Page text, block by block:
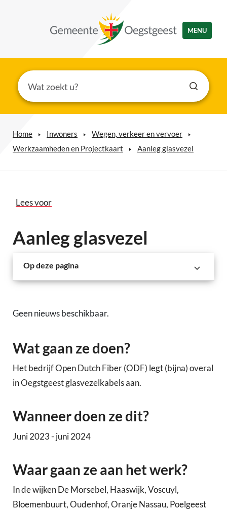
MENU
Home Inwoners
Wegen, verkeer en vervoer
Werkzaamheden en Projectkaart
Aanleg glasvezel
Lees voor
Aanleg glasvezel
Op deze pagina
Geen nieuws beschikbaar.
Wat gaan ze doen?
Het bedrijf Open Dutch Fiber (ODF) legt (bijna) overal
in Oegstgeest glasvezelkabels aan.
Wanneer doen ze dit?
Juni 2023 - juni 2024
Waar gaan ze aan het werk?
In de wijken De Morsebel, Haaswijk, Voscuyl,
Bloemenbuurt, Oudenhof, Oranje Nassau, Poelgeest